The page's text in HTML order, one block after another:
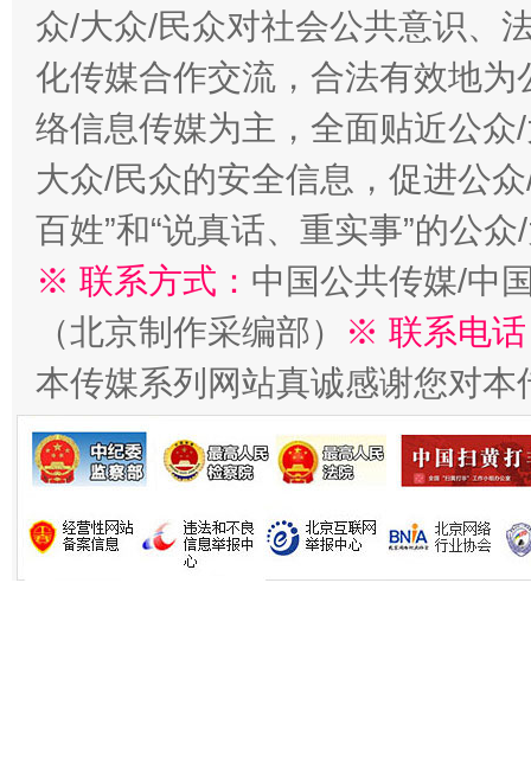
“刷贴”乱象丛生
生
揭批美国五大"原罪" "炒
众/大众/民众对社会公共意识、
化传媒合作交流，合法有效地
络信息传媒为主，全面贴近公
大众/民众的安全信息，促进公
百姓”和“说真话、重实事”的公
※ 联系方式： 中国公共传媒/中
（北京制作采编部）
※ 联系电
本传媒系列网站真诚感谢您对